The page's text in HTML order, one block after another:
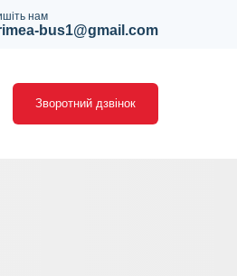
нам
bus1@gmail.com
Зворотний дзвінок